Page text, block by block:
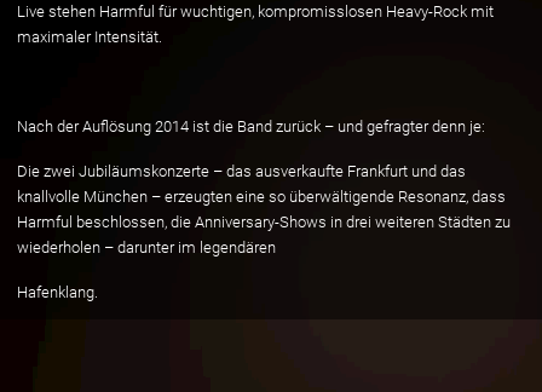
Live stehen Harmful für wuchtigen, kompromisslosen Heavy-Rock mit
maximaler Intensität.
Nach der Auflösung 2014 ist die Band zurück – und gefragter denn je:
Die zwei Jubiläumskonzerte – das ausverkaufte Frankfurt und das
knallvolle München – erzeugten eine so überwältigende Resonanz, dass
Harmful beschlossen, die Anniversary-Shows in drei weiteren Städten zu
wiederholen – darunter im legendären
Hafenklang.